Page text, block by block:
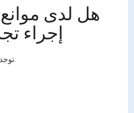
هل لدى
إجراء
توجد موانع لتجديد ليزر الوجه.